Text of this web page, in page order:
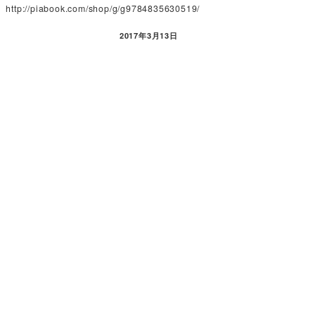
http://piabook.com/shop/g/g9784835630519/
2017年3月13日